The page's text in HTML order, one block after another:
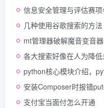
信息安全管理与评估赛
几种使用谷歌搜索的方法
mt管理器破解魔音变音
各大搜索好像在人为降
python核心模块介绍，
安装Composer时报错
支付宝当面付怎么开通